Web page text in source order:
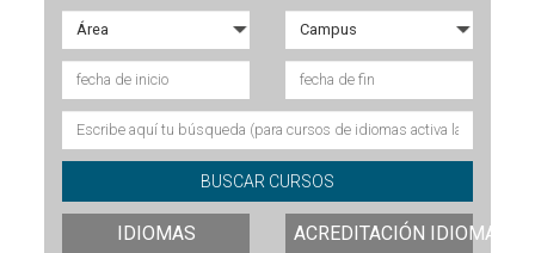
IDIOMAS ACREDITACIÓN IDIOMAS